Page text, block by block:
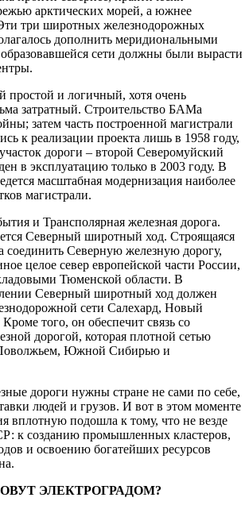
арктических морей, а южнее
три широтных железнодорожных
дополнить меридиональными
образовавшейся сети должны были вырасти
простой и логичный, хотя очень
затратный. Строительство БАМа
затем часть построенной магистрали
к реализации проекта лишь в 1958 году,
дороги – второй Северомуйский
в эксплуатацию только в 2003 году. В
масштабная модернизация наиболее
магистрали.
и Трансполярная железная дорога.
Северный широтный ход. Строящаяся
соединить Северную железную дорогу,
целое север европейской части России,
Тюменской области. В
Северный широтный ход должен
сети Салехард, Новый
того, он обеспечит связь со
дорогой, которая плотной сетью
Поволжьем, Южной Сибирью и
дороги нужны стране не сами по себе,
людей и грузов. И вот в этом моменте
вплотную подошла к тому, что не везде
к созданию промышленных кластеров,
и освоению богатейших ресурсов
ЭЛЕКТРОГРАДОМ?